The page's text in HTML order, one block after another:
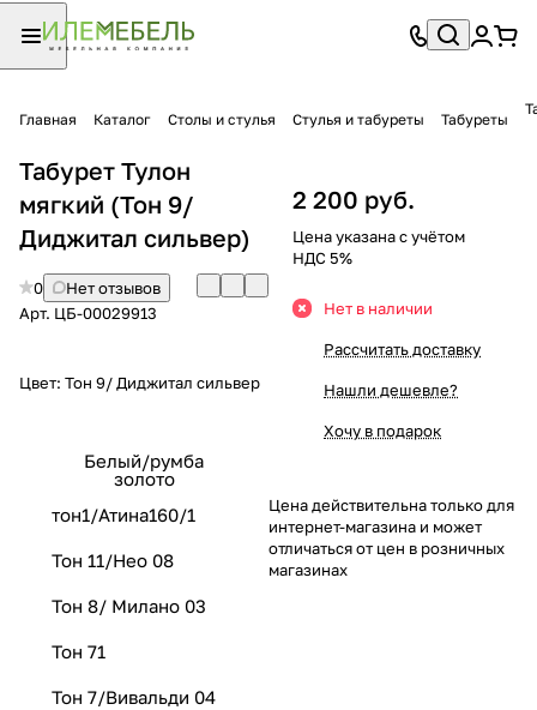
Главная Каталог Столы и стулья Стулья и табуреты Табуреты
Табурет Тулон
мягкий (Тон 9/
Диджитал сильвер)
0
Нет отзывов
Арт. ЦБ-00029913
Цвет: Тон 9/ Диджитал сильвер
Белый/румба
золото
тон1/Атина160/1
Тон 11/Нео 08
Тон 8/ Милано 03
Тон 71
Тон 7/Вивальди 04
2 200 руб.
Цена указана с учётом
НДС 5%
Нет в наличии
Рассчитать доставку
Нашли дешевле?
Хочу в подарок
Цена действительна только для
интернет-магазина и может
отличаться от цен в розничных
магазинах